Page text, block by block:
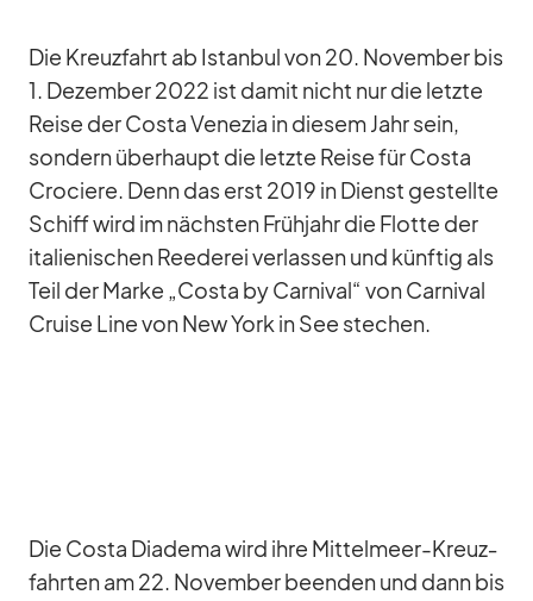
Die Kreuz­fahrt ab Is­tan­bul von 20. No­vem­ber bis
1. De­zem­ber 2022 ist da­mit nicht nur die letzte
Reise der Costa Ve­ne­zia in die­sem Jahr sein,
son­dern über­haupt die letzte Reise für Costa
Cro­ciere. Denn das erst 2019 in Dienst ge­stellte
Schiff wird im nächs­ten Früh­jahr die Flotte der
ita­lie­ni­schen Ree­de­rei ver­las­sen und künf­tig als
Teil der Marke „Costa by Car­ni­val“ von Car­ni­val
Cruise Line von New York in See ste­chen.
Die Costa Dia­dema wird ihre Mit­tel­meer-Kreuz­
fahr­ten am 22. No­vem­ber be­en­den und dann bis